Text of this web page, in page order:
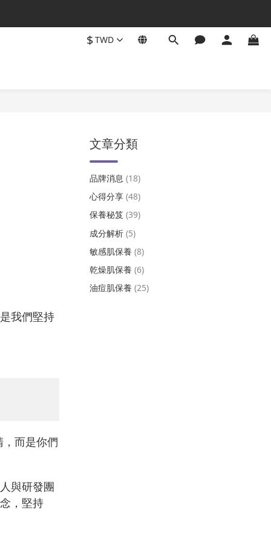
$TWD
我們堅持
而是你們
與研發團
，堅持
文章分類
品牌消息 (18)
心得分享 (48)
保養秘笈 (39)
成分解析 (5)
敏感肌保養 (8)
乾燥肌保養 (6)
油痘肌保養 (25)